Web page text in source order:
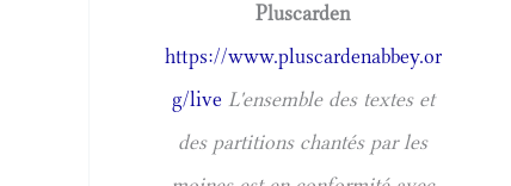
Pluscarden
https://www.pluscardenabbey.or
g/live L'ensemble des textes et
des partitions chantés par les